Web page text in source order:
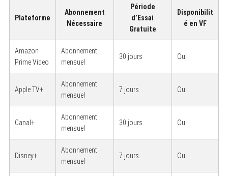
Plateforme
Abonnement
Nécessaire
Période
d’Essai
Gratuite
Disponibilit
é en VF
Amazon
Prime Video
Abonnement
mensuel
30 jours Oui
Apple TV+
Abonnement
mensuel
7 jours Oui
Canal+
Abonnement
mensuel
30 jours Oui
Disney+
Abonnement
mensuel
7 jours Oui